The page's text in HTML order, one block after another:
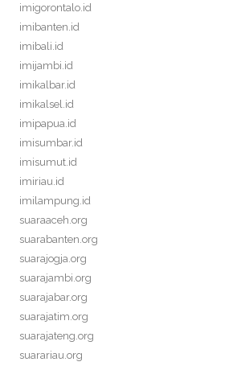
imigorontalo.id
imibanten.id
imibali.id
imijambi.id
imikalbar.id
imikalsel.id
imipapua.id
imisumbar.id
imisumut.id
imiriau.id
imilampung.id
suaraaceh.org
suarabanten.org
suarajogja.org
suarajambi.org
suarajabar.org
suarajatim.org
suarajateng.org
suarariau.org